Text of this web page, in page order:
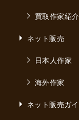
買取作家紹介
ネット販売
日本人作家
海外作家
ネット販売ガ